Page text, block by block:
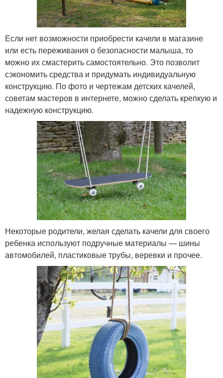
Если нет возможности приобрести качели в магазине
или есть переживания о безопасности малыша, то
можно их смастерить самостоятельно. Это позволит
сэкономить средства и придумать индивидуальную
конструкцию. По фото и чертежам детских качелей,
советам мастеров в интернете, можно сделать крепкую и
надежную конструкцию.
Некоторые родители, желая сделать качели для своего
ребенка используют подручные материалы — шины
автомобилей, пластиковые трубы, веревки и прочее.